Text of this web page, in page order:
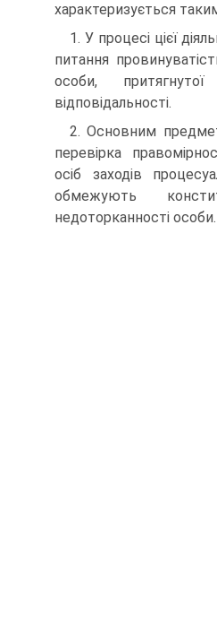
характеризується
1. У процесі цієї
питання
особи,
відповідальності.
2. Основним
перевірка
осіб заходів
обмежують
недоторканності особи.